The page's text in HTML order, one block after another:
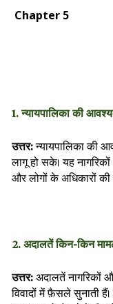
Chapter 5
1. न्यायपालिका की
उत्तर:न्यायपालिका की
लागू हो सके। यह
और लोगों के अधिकारों की
2. अदालतें किन-किन
उत्तर: अदालतें नागरिकों
विवादों में फ़ैसले सुनाती